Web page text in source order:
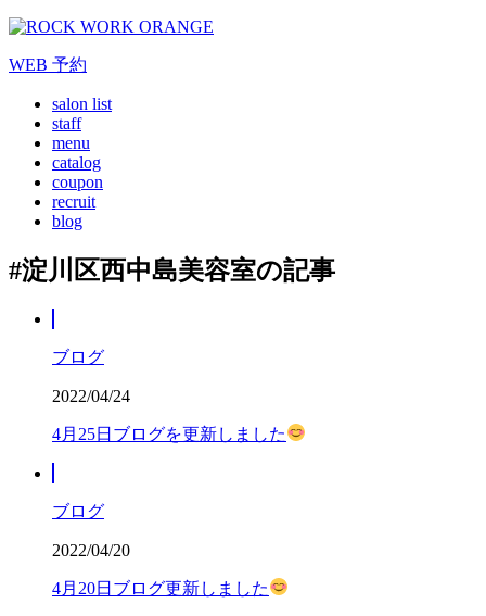
WEB 予約
salon list
staff
menu
catalog
coupon
recruit
blog
#淀川区西中島美容室の記事
ブログ
2022/04/24
4月25日ブログを更新しました
ブログ
2022/04/20
4月20日ブログ更新しました